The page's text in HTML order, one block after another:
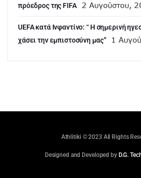
πρόεδρος της FIFA
2 Αυγούστου,
UEFA κατά Ινφαντίνο: “ H σημερινή
χάσει την εμπιστοσύνη μας”
1
Athlitiki © 2023 All Rights
Designed and Developed by D.G.